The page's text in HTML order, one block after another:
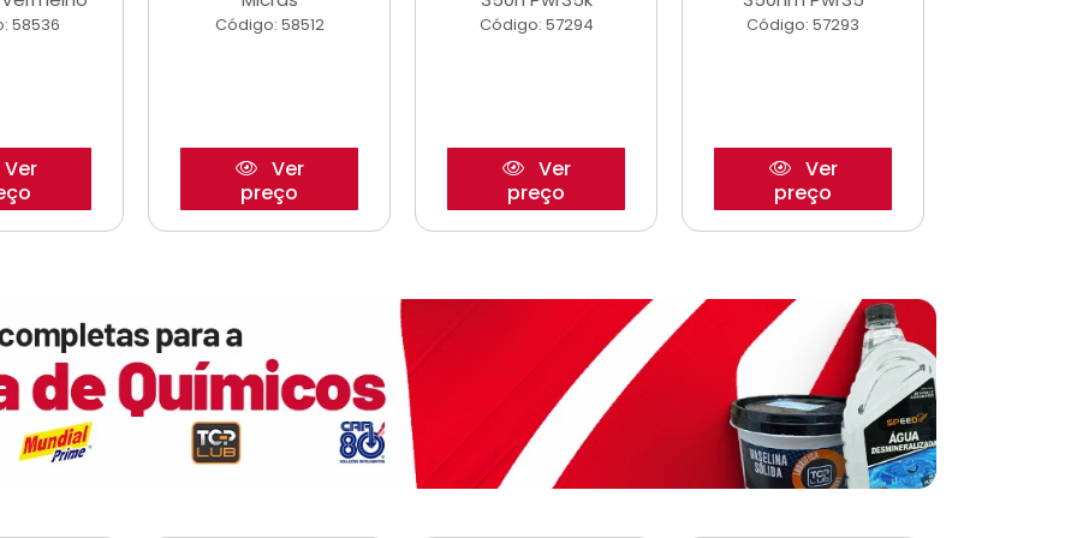
58536
Ver
Código: 58512
Ver
preço
Código: 57294
Ver
preço
Código: 57293
Ver
preço